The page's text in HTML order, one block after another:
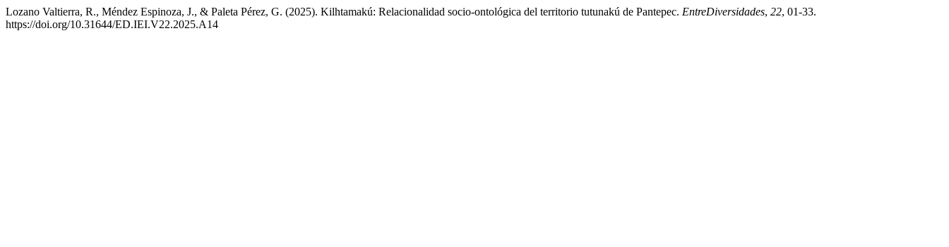
Lozano Valtierra, R., Méndez Espinoza, J., & Paleta Pérez, G. (2025). Kilhtamakú: Relacionalidad socio-ontológica del territorio tutunakú de Pantepec. EntreDiversidades, 22, 01-33.
https://doi.org/10.31644/ED.IEI.V22.2025.A14